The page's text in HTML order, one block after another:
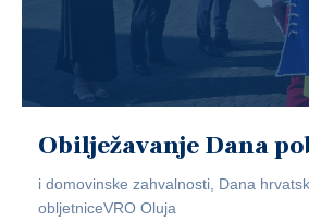
Obilježavanje Dana
i domovinske zahvalnosti, Dana
obljetniceVRO Oluja